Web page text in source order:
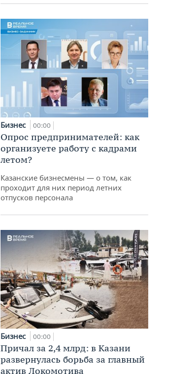
Бизнес 00:00
Опрос предпринимателей: как
организуете работу с кадрами
летом?
Казанские бизнесмены — о том, как
проходит для них период летних
отпусков персонала
Бизнес 00:00
Причал за 2,4 млрд: в Казани
развернулась борьба за главный
актив Локомотива